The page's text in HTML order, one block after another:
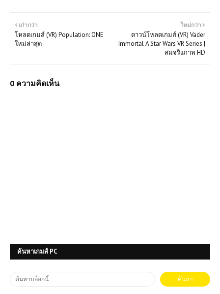
ใหม่กว่า
ดาวน์โหลดเกมส์ (VR) Vader
Immortal A Star Wars VR Series |
สมจริงภาพ HD
เก่ากว่า
โหลดเกมส์ (VR) Population: ONE
ใหม่ล่าสุด
0 ความคิดเห็น
ค้นหาเกมส์ PC